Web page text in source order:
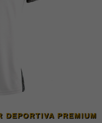
opciones
DEPORTIVA PREMIUM